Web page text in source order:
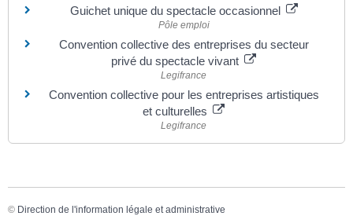
Guichet unique du spectacle occasionnel
Pôle emploi
Convention collective des entreprises du secteur
privé du spectacle vivant
Legifrance
Convention collective pour les entreprises artistiques
et culturelles
Legifrance
© Direction de l'information légale et administrative